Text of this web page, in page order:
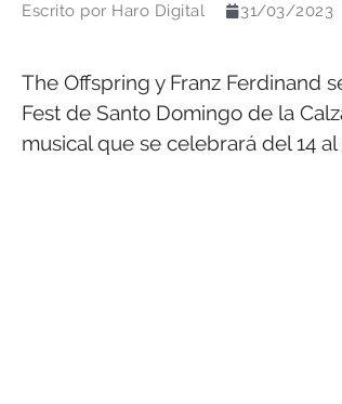
Escrito por Haro Digital 31/03/2023
The Offspring y Franz Ferdinand
Fest de Santo Domingo de la
musical que se celebrará del 14 al